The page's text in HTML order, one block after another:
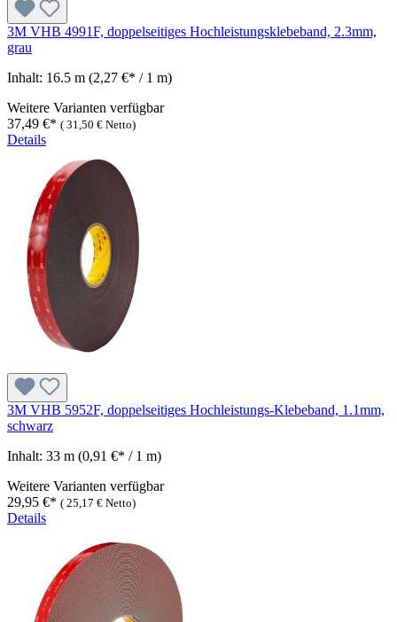
3M VHB 4991F, doppelseitiges Hochleistungsklebeband, 2.3mm,
grau
Inhalt: 16.5 m (2,27 €* / 1 m)
Weitere Varianten verfügbar
37,49 €* ( 31,50 € Netto)
Details
3M VHB 5952F, doppelseitiges Hochleistungs-Klebeband, 1.1mm,
schwarz
Inhalt: 33 m (0,91 €* / 1 m)
Weitere Varianten verfügbar
29,95 €* ( 25,17 € Netto)
Details